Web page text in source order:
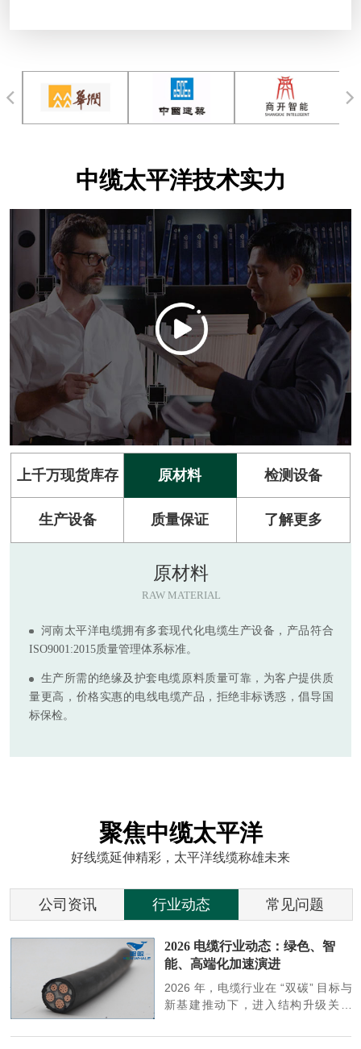
中缆太平洋技术实力
上千万现货库存 原材料 检测设备
生产设备 质量保证 了解更多
原材料
RAW MATERIAL
河南太平洋电缆拥有多套现代化电缆生产设备，产品符合
ISO9001:2015质量管理体系标准。
生产所需的绝缘及护套电缆原料质量可靠，为客户提供质
量更高，价格实惠的电线电缆产品，拒绝非标诱惑，倡导国
标保检。
聚焦中缆太平洋
好线缆延伸精彩，太平洋线缆称雄未来
公司资讯 行业动态 常见问题
2026 电缆行业动态：绿色、智
能、高端化加速演进
2026 年，电缆行业在 “双碳” 目标与
新基建推动下，进入结构升级关键
大清晰趋势，市场格局持续优化。